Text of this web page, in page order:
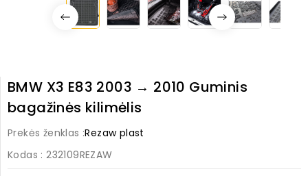
BMW X3 E83 2003 → 2010 Guminis
bagažinės kilimėlis
Prekės ženklas :Rezaw plast
Kodas : 232109REZAW